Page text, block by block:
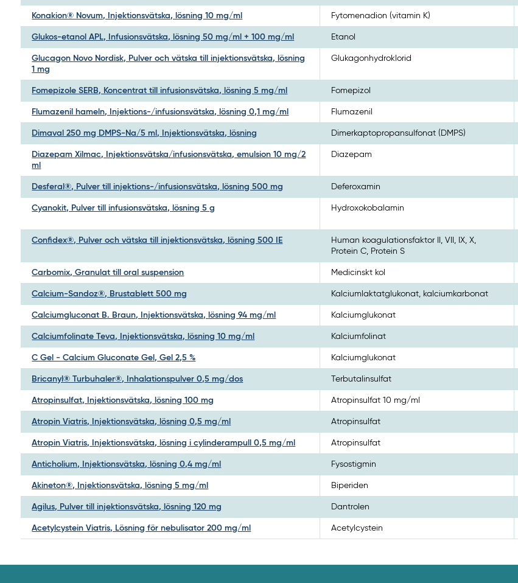
Konakion® Novum, Injektionsvätska, lösning 10 mg/ml Fytomenadion (vitamin K)
Glukos-etanol APL, Infusionsvätska, lösning 50 mg/ml + 100 mg/ml Etanol
Glucagon Novo Nordisk, Pulver och vätska till injektionsvätska, lösning
1 mg
Glukagonhydroklorid
Fomepizole SERB, Koncentrat till infusionsvätska, lösning 5 mg/ml Fomepizol
Flumazenil hameln, Injektions-/infusionsvätska, lösning 0,1 mg/ml Flumazenil
Dimaval 250 mg DMPS-Na/5 ml, Injektionsvätska, lösning Dimerkaptopropansulfonat (DMPS)
Diazepam Xilmac, Injektionsvätska/infusionsvätska, emulsion 10 mg/2
ml
Diazepam
Desferal®, Pulver till injektions-/infusionsvätska, lösning 500 mg Deferoxamin
Cyanokit, Pulver till infusionsvätska, lösning 5 g Hydroxokobalamin
Confidex®, Pulver och vätska till injektionsvätska, lösning 500 IE
Human koagulationsfaktor II, VII, IX, X,
Protein C, Protein S
Carbomix, Granulat till oral suspension Medicinskt kol
Calcium-Sandoz®, Brustablett 500 mg Kalciumlaktatglukonat, kalciumkarbonat
Calciumgluconat B. Braun, Injektionsvätska, lösning 94 mg/ml Kalciumglukonat
Calciumfolinate Teva, Injektionsvätska, lösning 10 mg/ml Kalciumfolinat
C Gel - Calcium Gluconate Gel, Gel 2,5 % Kalciumglukonat
Bricanyl® Turbuhaler®, Inhalationspulver 0,5 mg/dos Terbutalinsulfat
Atropinsulfat, Injektionsvätska, lösning 100 mg Atropinsulfat 10 mg/ml
Atropin Viatris, Injektionsvätska, lösning 0,5 mg/ml Atropinsulfat
Atropin Viatris, Injektionsvätska, lösning i cylinderampull 0,5 mg/ml Atropinsulfat
Anticholium, Injektionsvätska, lösning 0,4 mg/ml Fysostigmin
Akineton®, Injektionsvätska, lösning 5 mg/ml Biperiden
Agilus, Pulver till injektionsvätska, lösning 120 mg Dantrolen
Acetylcystein Viatris, Lösning för nebulisator 200 mg/ml Acetylcystein